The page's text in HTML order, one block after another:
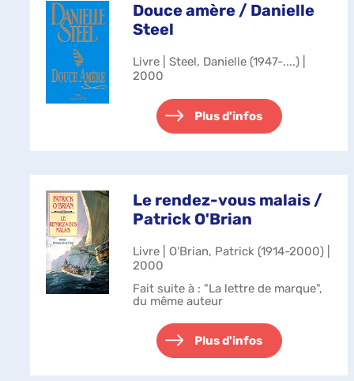
Douce amère / Danielle
Steel
Livre | Steel, Danielle (1947-....) |
2000
Plus d'infos
Le rendez-vous malais /
Patrick O'Brian
Livre | O'Brian, Patrick (1914-2000) |
2000
Fait suite à : "La lettre de marque",
du même auteur
Plus d'infos